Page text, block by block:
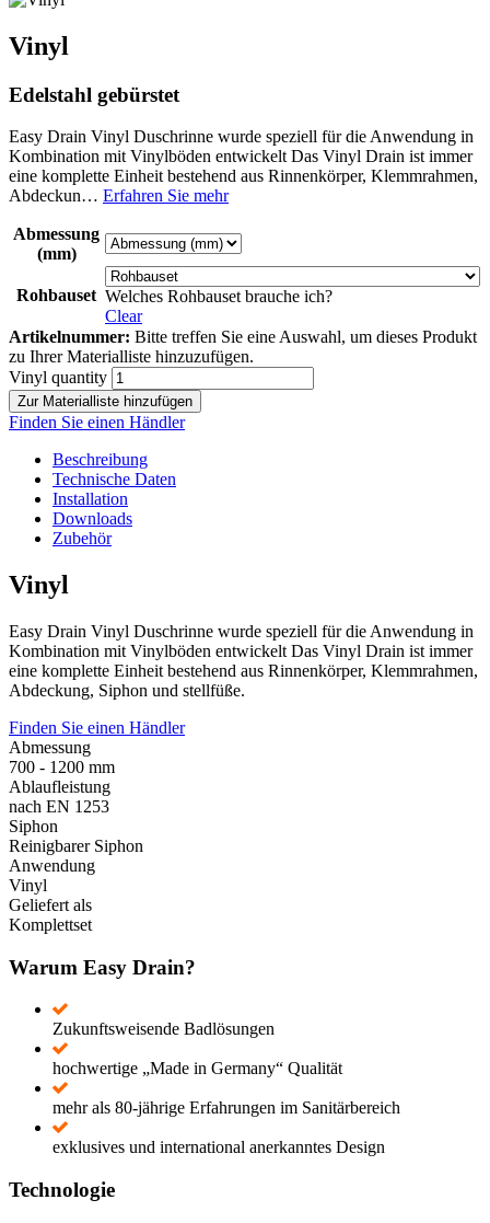
Vinyl
Edelstahl gebürstet
Easy Drain Vinyl Duschrinne wurde speziell für die Anwendung in
Kombination mit Vinylböden entwickelt Das Vinyl Drain ist immer
eine komplette Einheit bestehend aus Rinnenkörper, Klemmrahmen,
Abdeckun… Erfahren Sie mehr
Abmessung
(mm)
Rohbauset Welches Rohbauset brauche ich?
Clear
Artikelnummer: Bitte treffen Sie eine Auswahl, um dieses Produkt
zu Ihrer Materialliste hinzuzufügen.
Vinyl quantity
Zur Materialliste hinzufügen
Finden Sie einen Händler
Beschreibung
Technische Daten
Installation
Downloads
Zubehör
Vinyl
Easy Drain Vinyl Duschrinne wurde speziell für die Anwendung in
Kombination mit Vinylböden entwickelt Das Vinyl Drain ist immer
eine komplette Einheit bestehend aus Rinnenkörper, Klemmrahmen,
Abdeckung, Siphon und stellfüße.
Finden Sie einen Händler
Abmessung
700 - 1200 mm
Ablaufleistung
nach EN 1253
Siphon
Reinigbarer Siphon
Anwendung
Vinyl
Geliefert als
Komplettset
Warum Easy Drain?
Zukunftsweisende Badlösungen
hochwertige „Made in Germany“ Qualität
mehr als 80-jährige Erfahrungen im Sanitärbereich
exklusives und international anerkanntes Design
Technologie